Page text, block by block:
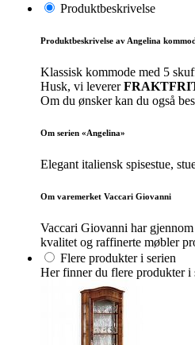
Produktbeskrivelse
Produktbeskrivelse av Angelina
Klassisk kommode med 5
Husk, vi leverer
Om du ønsker kan du også
Om serien «Angelina»
Elegant italiensk spisestue,
Om varemerket Vaccari Giovanni
Vaccari Giovanni har
kvalitet og raffinerte møbler
Flere produkter i serien
Her finner du flere produkter i